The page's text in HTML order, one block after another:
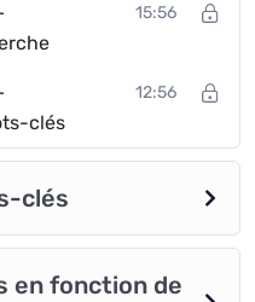
15:56
clés
12:56
clés
en fonction de